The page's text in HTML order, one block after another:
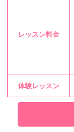
レッスン料金
体験レッスン